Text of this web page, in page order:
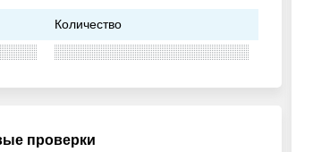
Количество
проверки